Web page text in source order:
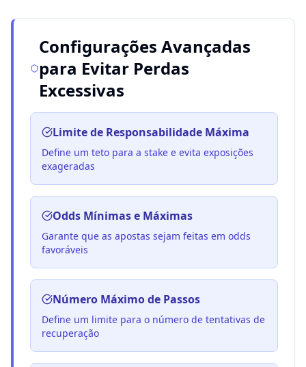
Configurações Avançadas
para Evitar Perdas
Excessivas
Limite de Responsabilidade Máxima
Define um teto para a stake e evita exposições
exageradas
Odds Mínimas e Máximas
Garante que as apostas sejam feitas em odds
favoráveis
Número Máximo de Passos
Define um limite para o número de tentativas de
recuperação